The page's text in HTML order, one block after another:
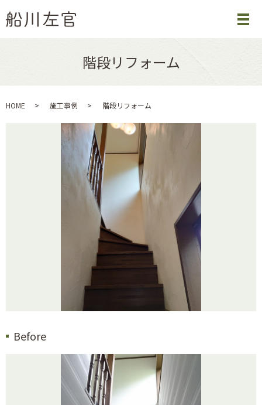
階段リフォーム
HOME 施工事例 階段リフォーム
Before